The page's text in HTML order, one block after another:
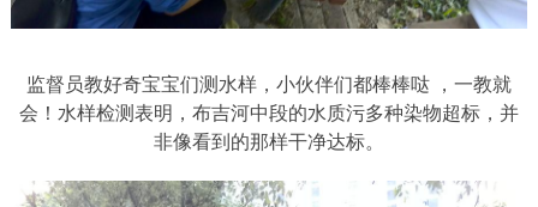
监督员教好奇宝宝们测水样，小伙伴们都棒棒哒 ，一教就
会！水样检测表明，布吉河中段的水质污多种染物超标，并
非像看到的那样干净达标。